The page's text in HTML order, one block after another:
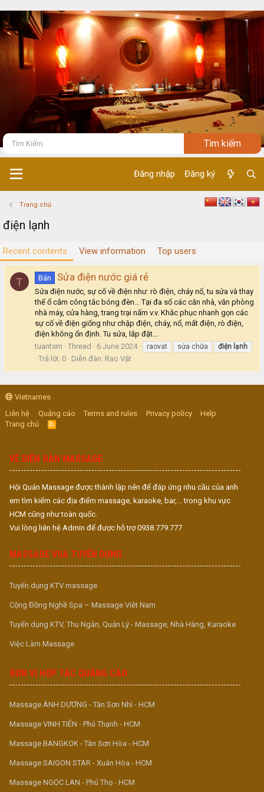
Đăng nhập Đăng ký
Trang chủ
điện lạnh
Recent contents View information Top users
T Bán Sửa điện nước giá rẻ
Sửa điện nước, sự cố về điện như: rò điện, cháy nổ, tu sửa và thay
thế ổ cắm công tắc bóng đèn… Tại đa số các căn nhà, văn phòng
nhà máy, cửa hàng, trang trại nấm v.v. Khắc phục nhanh gọn các
sự cố về điện giống như chập điện, cháy, nổ, mất điện, rò điện,
điện không ổn định. Tu sửa, lắp đặt...
tuantsm
Thread 6 June 2024 raovat sửa chữa điện lạnh
Trả lời: 0 Diễn đàn: Rao Vặt
Vietnames
Liên hệ
Quảng cáo Terms and rules Privacy policy
Help
Trang chủ
R
S
VỀ DIỄN ĐÀN MASSAGE
Hội Quán Massage được thành lập nên để đáp ứng nhu cầu của anh
em tìm kiếm các địa điểm massage, karaoke, bar,... trong khu vực
HCM cũng như toàn quốc.
Vui lòng liên hệ Admin để được hỗ trợ 0938.779.777
MASSAGE VUA TUYỂN DỤNG
Tuyển dụng KTV massage
Cộng Đồng Nghề Spa – Massage Việt Nam
Tuyển dụng KTV, Thu Ngân, Quản Lý - Massage, Nhà Hàng, Karaoke
Việc Làm Massage
ĐƠN VỊ HỢP TÁC QUẢNG CÁO
Massage ÁNH DƯƠNG - Tân Sơn Nhì - HCM
Massage VINH TIÊN - Phú Thạnh - HCM
Massage BANGKOK - Tân Sơn Hòa - HCM
Massage SAIGON STAR - Xuân Hòa - HCM
Massage NGỌC LAN - Phú Thọ - HCM